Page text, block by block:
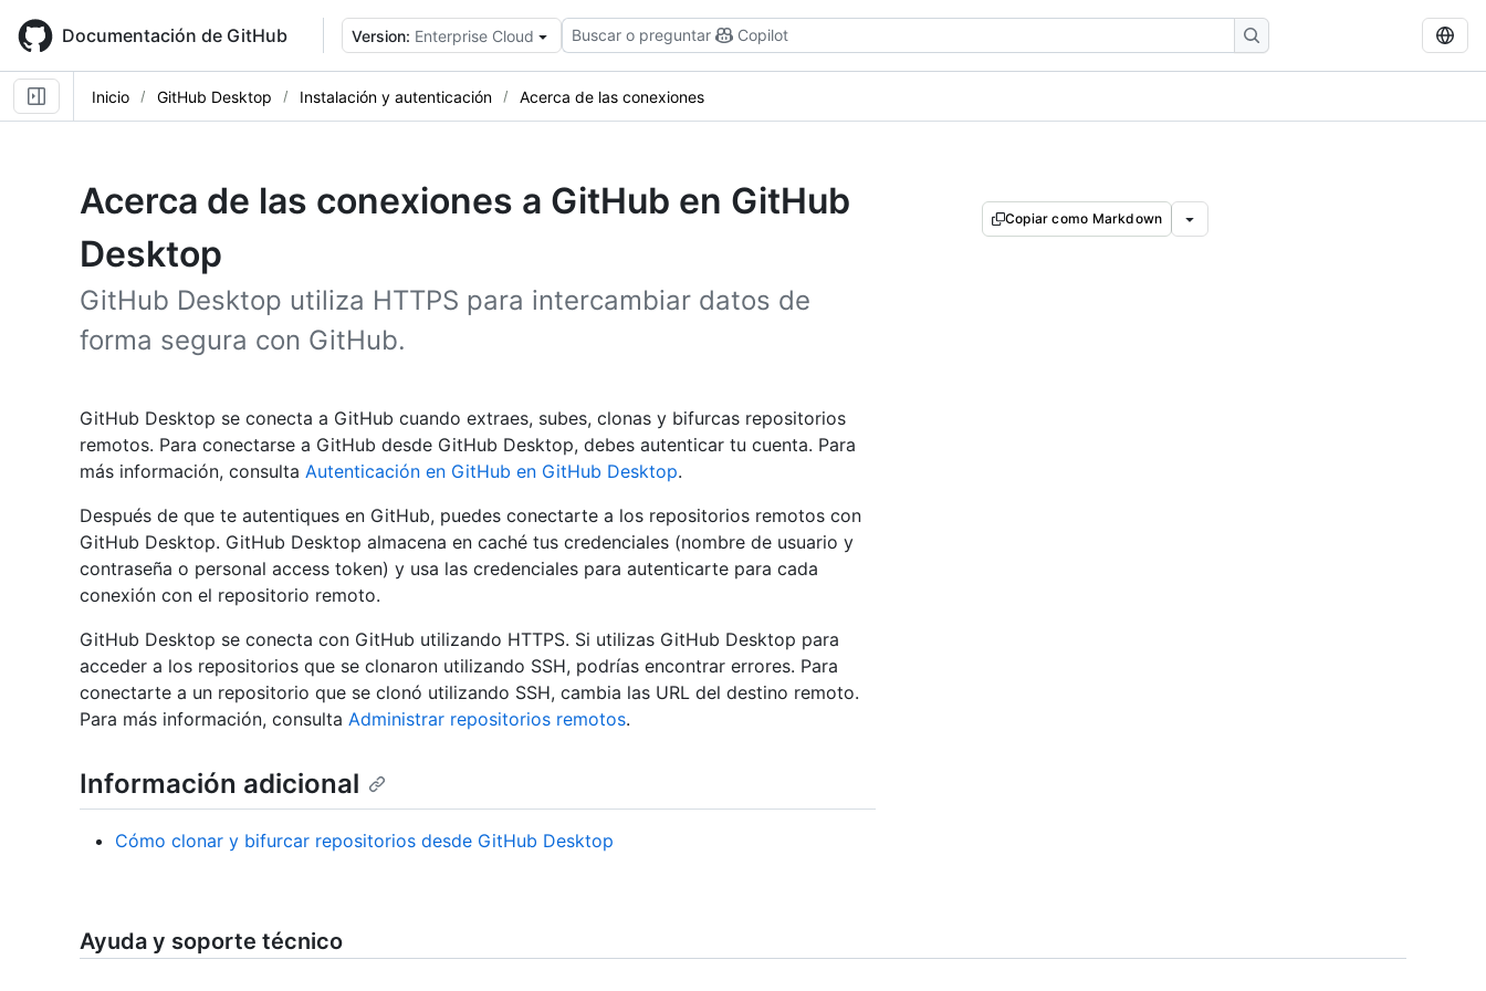
main
content
Documentación de GitHub Version: Enterprise Cloud Buscar o preguntar Copilot
Inicio GitHub Desktop Instalación y autenticación Acerca de las conexiones
Acerca de las conexiones a GitHub en GitHub
Desktop
GitHub Desktop utiliza HTTPS para intercambiar datos de
forma segura con GitHub.
Copiar como Markdown
GitHub Desktop se conecta a GitHub cuando extraes, subes, clonas y bifurcas repositorios
remotos. Para conectarse a GitHub desde GitHub Desktop, debes autenticar tu cuenta. Para
más información, consulta Autenticación en GitHub en GitHub Desktop.
Después de que te autentiques en GitHub, puedes conectarte a los repositorios remotos con
GitHub Desktop. GitHub Desktop almacena en caché tus credenciales (nombre de usuario y
contraseña o personal access token) y usa las credenciales para autenticarte para cada
conexión con el repositorio remoto.
GitHub Desktop se conecta con GitHub utilizando HTTPS. Si utilizas GitHub Desktop para
acceder a los repositorios que se clonaron utilizando SSH, podrías encontrar errores. Para
conectarte a un repositorio que se clonó utilizando SSH, cambia las URL del destino remoto.
Para más información, consulta Administrar repositorios remotos.
Información adicional
Cómo clonar y bifurcar repositorios desde GitHub Desktop
Ayuda y soporte técnico